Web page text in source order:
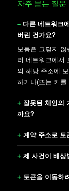
자주 묻는 질문
다른 네트워크
버린 건가요?
보통은 그렇지
러 네트워크에서
의 해당 주소에
하거나(또는 키를
잘못된 체인의
까요?
계약 주소로 토
제 사건이 배상
토큰을 이동하